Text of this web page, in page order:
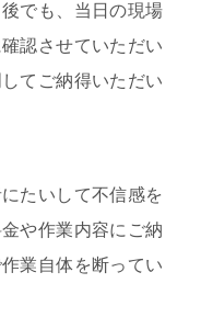
でも、当日の現場
認させていただい
てご納得いただい
たいして不信感を
や作業内容にご納
業自体を断ってい